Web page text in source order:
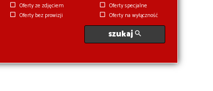
Oferty ze zdjęciem
Oferty specjalne
Oferty bez prowizji
Oferty na wyłączność
szukaj